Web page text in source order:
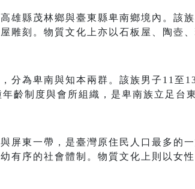
雄縣茂林鄉與臺東縣卑南鄉境內。該
雕刻。物質文化上亦以石板屋、陶壺
分為卑南與知本兩群。該族男子11至
齡制度與會所組織，是卑南族立足台
屏東一帶，是臺灣原住民人口最多的
有序的社會體制。物質文化上則以女性